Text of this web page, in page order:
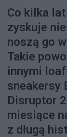
Co kilka
zyskuje
noszą go
Takie
innymi
sneakersy
Disruptor
miesiące
z długą